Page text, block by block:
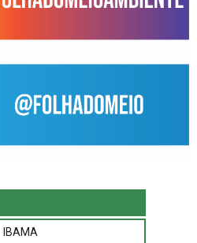
IBAMA